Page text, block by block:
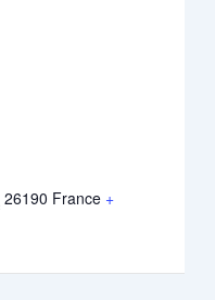
26190 France +